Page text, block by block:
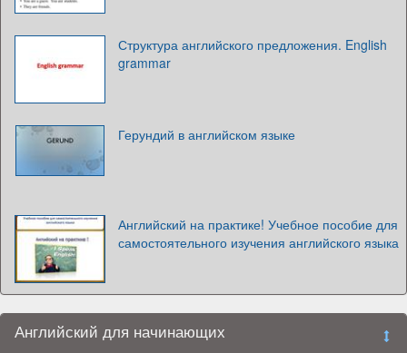
Структура английского предложения. English
grammar
Герундий в английском языке
Английский на практике! Учебное пособие для
самостоятельного изучения английского языка
Английский для начинающих